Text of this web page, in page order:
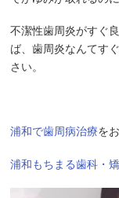
不潔性歯周炎がすぐ
ば、歯周炎なんてす
さい。
浦和で歯周病治療を
浦和もちまる歯科・